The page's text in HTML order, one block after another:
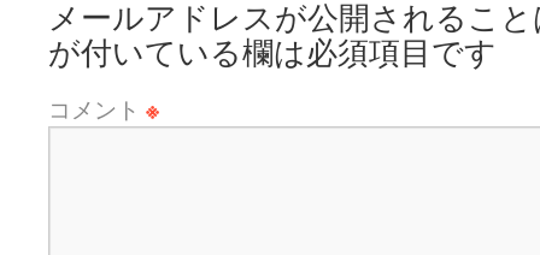
メールアドレスが公開されるこ
が付いている欄は必須項目です
コメント ※